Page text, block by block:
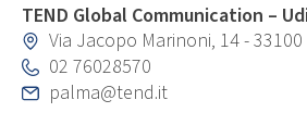
TEND Global Communication –
Via Jacopo Marinoni, 14 -
02 76028570
palma@tend.it